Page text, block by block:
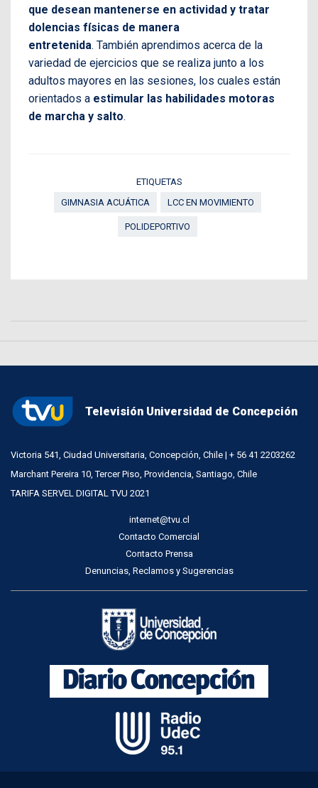
que desean mantenerse en actividad y tratar
dolencias físicas de manera
entretenida. También aprendimos acerca de la
variedad de ejercicios que se realiza junto a los
adultos mayores en las sesiones, los cuales están
orientados a estimular las habilidades motoras
de marcha y salto.
ETIQUETAS
GIMNASIA ACUÁTICA
LCC EN MOVIMIENTO
POLIDEPORTIVO
Televisión Universidad de Concepción
Victoria 541, Ciudad Universitaria, Concepción, Chile | + 56 41 2203262
Marchant Pereira 10, Tercer Piso, Providencia, Santiago, Chile
TARIFA SERVEL DIGITAL TVU 2021
internet@tvu.cl
Contacto Comercial
Contacto Prensa
Denuncias, Reclamos y Sugerencias